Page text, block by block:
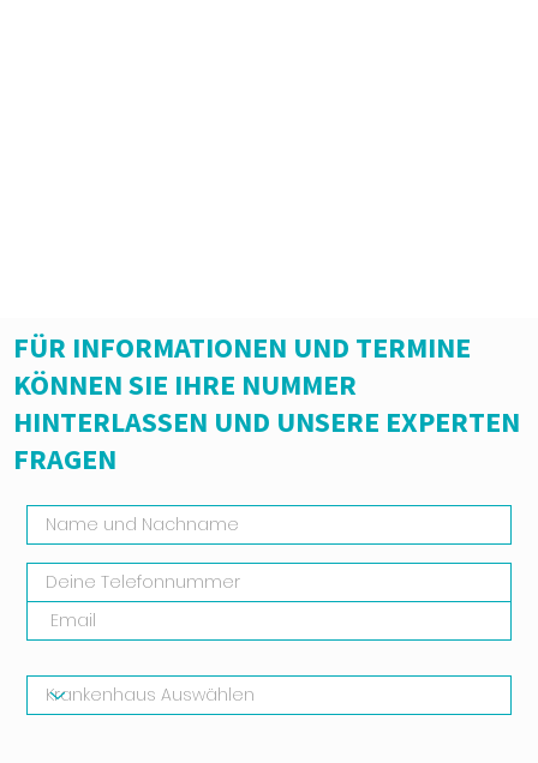
FÜR INFORMATIONEN UND TERMINE
KÖNNEN SIE IHRE NUMMER
HINTERLASSEN UND UNSERE EXPERTEN
FRAGEN